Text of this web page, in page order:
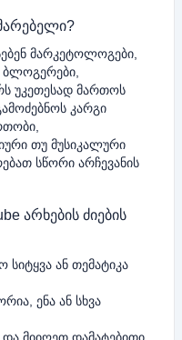
მარკეტოლოგები,
ბლოგერები,
უკეთესად მართოს
კარგი
თუ მუსიკალური
სწორი არჩევანის
არხების ძიების
სიტყვა ან თემატიკა
ენა ან სხვა